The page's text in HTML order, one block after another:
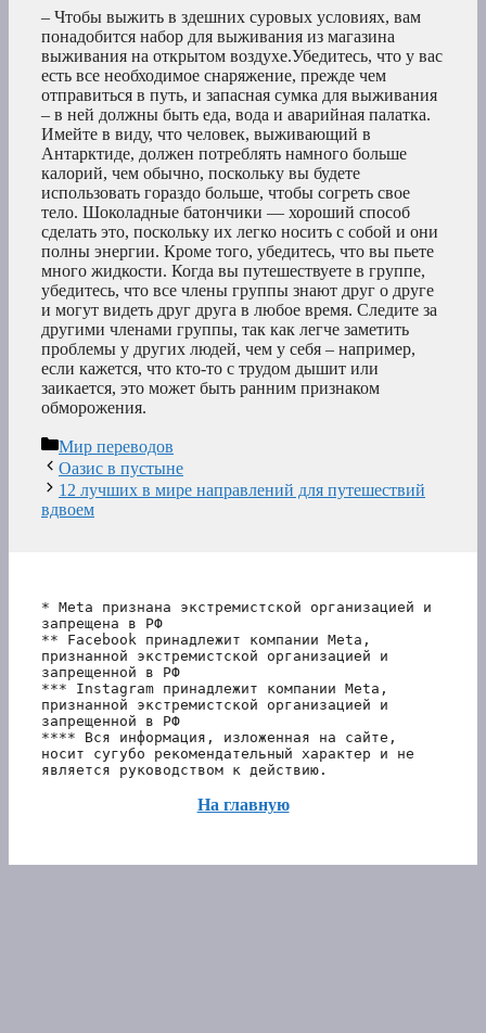
– Чтобы выжить в здешних суровых условиях, вам
понадобится набор для выживания из магазина
выживания на открытом воздухе.Убедитесь, что у вас
есть все необходимое снаряжение, прежде чем
отправиться в путь, и запасная сумка для выживания
– в ней должны быть еда, вода и аварийная палатка.
Имейте в виду, что человек, выживающий в
Антарктиде, должен потреблять намного больше
калорий, чем обычно, поскольку вы будете
использовать гораздо больше, чтобы согреть свое
тело. Шоколадные батончики — хороший способ
сделать это, поскольку их легко носить с собой и они
полны энергии. Кроме того, убедитесь, что вы пьете
много жидкости. Когда вы путешествуете в группе,
убедитесь, что все члены группы знают друг о друге
и могут видеть друг друга в любое время. Следите за
другими членами группы, так как легче заметить
проблемы у других людей, чем у себя – например,
если кажется, что кто-то с трудом дышит или
заикается, это может быть ранним признаком
обморожения.
Рубрики
Мир переводов
Оазис в пустыне
12 лучших в мире направлений для путешествий
вдвоем
* Meta признана экстремистской организацией и
запрещена в РФ
** Facebook принадлежит компании Meta,
признанной экстремистской организацией и
запрещенной в РФ
*** Instagram принадлежит компании Meta,
признанной экстремистской организацией и
запрещенной в РФ
**** Вся информация, изложенная на сайте,
носит сугубо рекомендательный характер и не
является руководством к действию.
На главную